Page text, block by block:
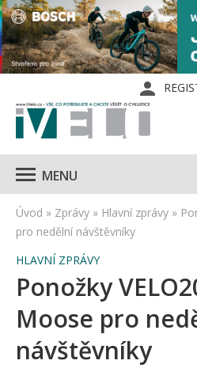
MENU
Úvod » Zprávy » Hlavní zprávy »
pro nedělní návštěvníky
HLAVNÍ ZPRÁVY
Ponožky
Moose pro
návštěvníky